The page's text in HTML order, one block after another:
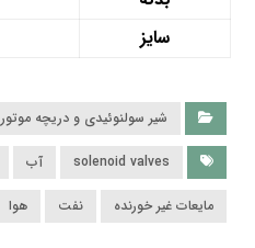
سایز
شیر سولنوئیدی و دریچه موتور
solenoid valves آب
مایعات غیر خورنده نفت هوا